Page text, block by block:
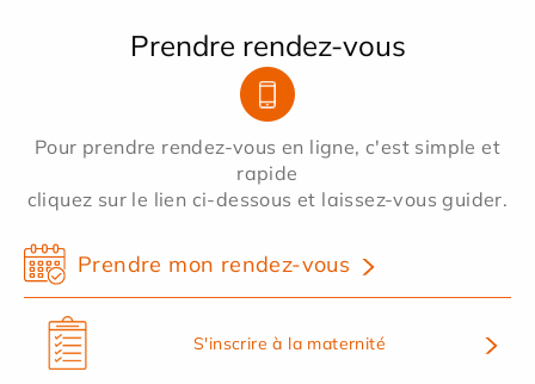
Prendre rendez-vous
Pour prendre rendez-vous en ligne, c'est simple et
rapide
cliquez sur le lien ci-dessous et laissez-vous guider.
Prendre mon rendez-vous
S'inscrire à la maternité